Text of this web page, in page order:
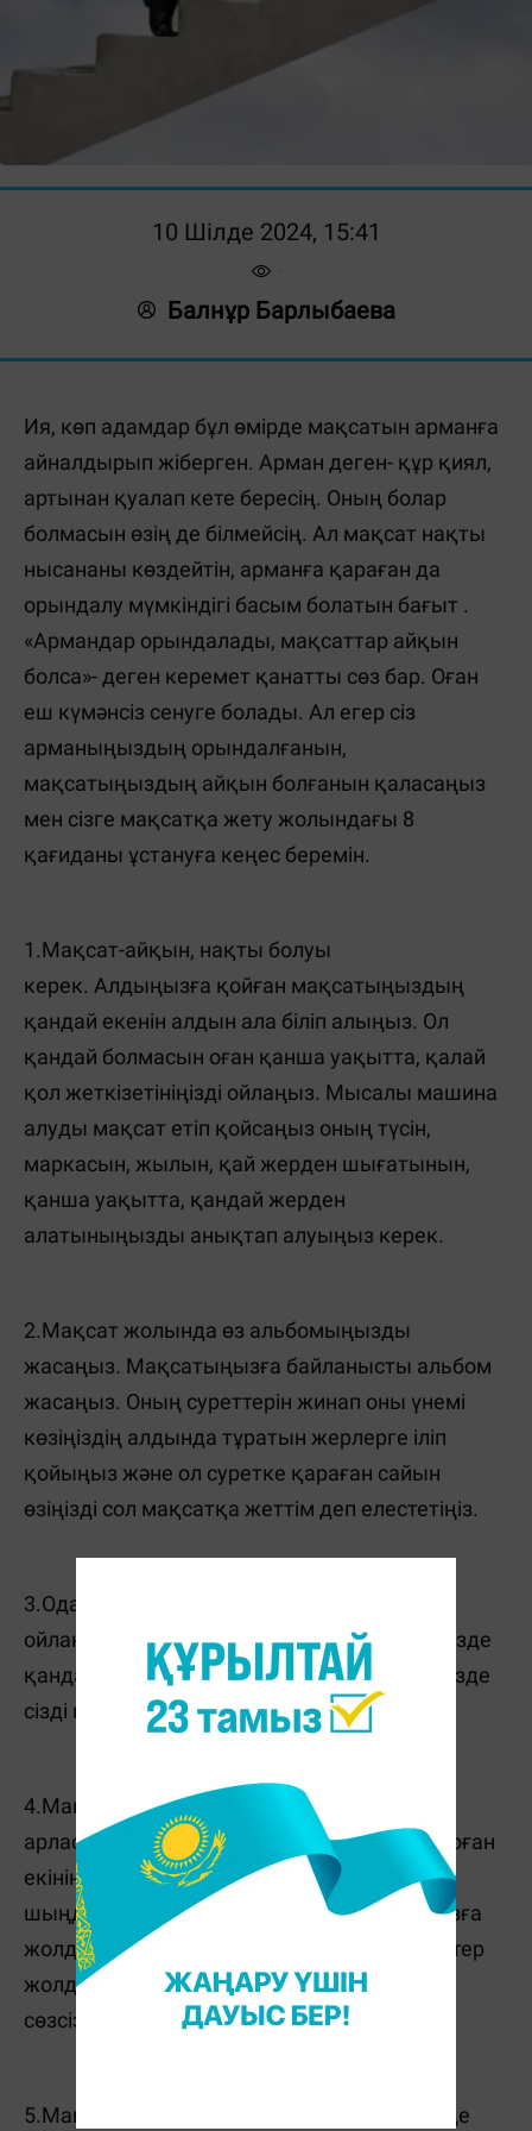
10 Шілде 2024, 15:41
Балнұр Барлыбаева
Ия, көп адамдар бұл өмірде мақсатын арманға
айналдырып жіберген. Арман деген- құр қиял,
артынан қуалап кете бересің. Оның болар
болмасын өзің де білмейсің. Ал мақсат нақты
нысананы көздейтін, арманға қараған да
орындалу мүмкіндігі басым болатын бағыт .
«Армандар орындалады, мақсаттар айқын
болса»- деген керемет қанатты сөз бар. Оған
еш күмәнсіз сенуге болады. Ал егер сіз
арманыңыздың орындалғанын,
мақсатыңыздың айқын болғанын қаласаңыз
мен сізге мақсатқа жету жолындағы 8
қағиданы ұстануға кеңес беремін.
1.Мақсат-айқын, нақты болуы
керек. Алдыңызға қойған мақсатыңыздың
қандай екенін алдын ала біліп алыңыз. Ол
қандай болмасын оған қанша уақытта, қалай
қол жеткізетініңізді ойлаңыз. Мысалы машина
алуды мақсат етіп қойсаңыз оның түсін,
маркасын, жылын, қай жерден шығатынын,
қанша уақытта, қандай жерден
алатыныңызды анықтап алуыңыз керек.
2.Мақсат жолында өз альбомыңызды
жасаңыз. Мақсатыңызға байланысты альбом
жасаңыз. Оның суреттерін жинап оны үнемі
көзіңіздің алдында тұратын жерлерге іліп
қойыңыз және ол суретке қараған сайын
өзіңізді сол мақсатқа жеттім деп елестетіңіз.
3.Одан сіз қандай рақатқа бөленетініңізді
ойлаңыз. Сіз сол мақсатыңызға жеткен кезде
қандай күй кешетініңізді елестетіңіз. Ол кезде
сізді не қызықтырырын біліңіз.
4.Мақсатына жеткен адамдармен
арласыңыз. Мақсат-үлкен таудың шыңы, оған
екінің бірі шыға алмайды. Сондықтан биік
шыңдарға жетелейтін жандарды жаныңызға
жолдас етіңіз. Олар сізге өз дегеніңізге жетер
жолда көмектесіп, тәжірбиесімен бөлісері
сөзсіз.
5.Мақсатыңызбен ауырыңыз. Ауру дегенде